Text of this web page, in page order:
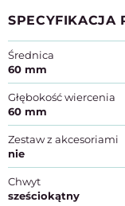
SPECYFIKACJA
Średnica
60 mm
Głębokość wiercenia
60 mm
Zestaw z akcesoriami
nie
Chwyt
sześciokątny